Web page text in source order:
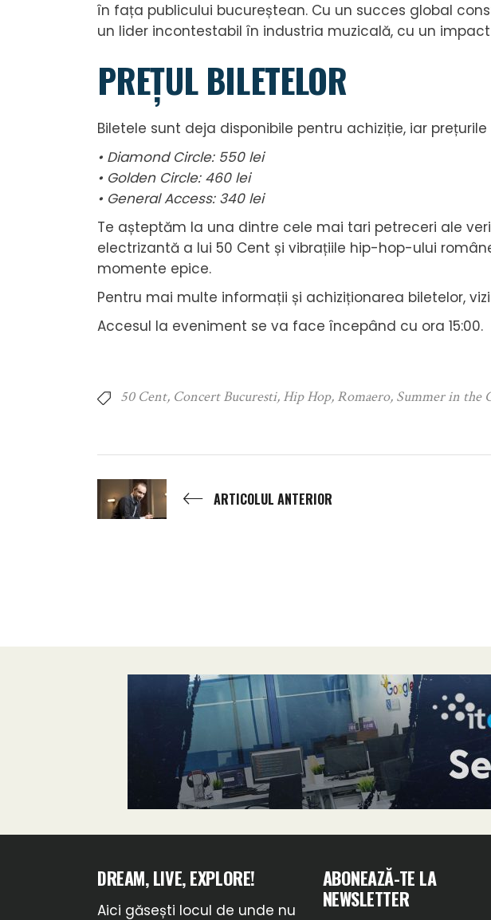
în fața publicului bucureștean. Cu un succes global
un lider incontestabil în industria muzicală, cu un
PREȚUL BILETELOR
Biletele sunt deja disponibile pentru achiziție, iar
• Diamond Circle: 550 lei
• Golden Circle: 460 lei
• General Access: 340 lei
Te așteptăm la una dintre cele mai tari petreceri ale
electrizantă a lui 50 Cent și vibrațiile hip-hop-ului
momente epice.
Pentru mai multe informații și achiziționarea biletelor,
Accesul la eveniment se va face începând cu ora 15:00.
50 Cent, Concert Bucuresti, Hip Hop, Romaero, Summer in the
ARTICOLUL ANTERIOR
DREAM, LIVE, EXPLORE!
Aici găsești locul de unde nu
ABONEAZĂ-TE LA
NEWSLETTER